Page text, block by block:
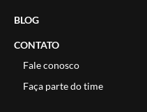
BLOG
CONTATO
Fale conosco
Faça parte do time